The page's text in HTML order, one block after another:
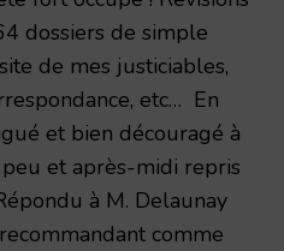
dossiers de simple
de mes justiciables,
etc… En
et bien découragé à
et après-midi repris
à M. Delaunay
comme